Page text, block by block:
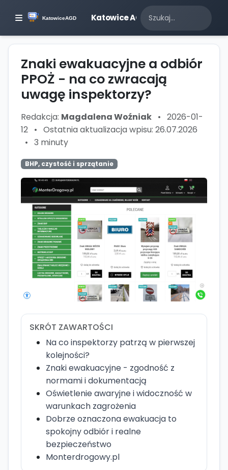
Katowice AGD
Znaki ewakuacyjne a odbiór
PPOŻ - na co zwracają
uwagę inspektorzy?
Redakcja: Magdalena Woźniak • 2026-01-
12 • Ostatnia aktualizacja wpisu: 26.07.2026
• 3 minuty
BHP, czystość i sprzątanie
SKRÓT ZAWARTOŚCI
Na co inspektorzy patrzą w pierwszej
kolejności?
Znaki ewakuacyjne - zgodność z
normami i dokumentacją
Oświetlenie awaryjne i widoczność w
warunkach zagrożenia
Dobrze oznaczona ewakuacja to
spokojny odbiór i realne
bezpieczeństwo
Monterdrogowy.pl